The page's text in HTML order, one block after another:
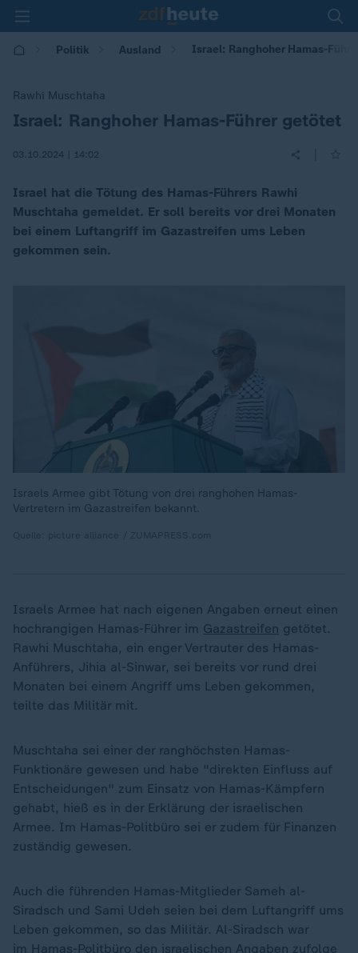
Politik Ausland Israel: Ranghoher Hamas-
Rawhi Muschtaha
:
Israel: Ranghoher Hamas-Führer getötet
03.10.2024 | 14:02
Israel hat die Tötung des Hamas-Führers Rawhi
Muschtaha gemeldet. Er soll bereits vor drei Monaten
bei einem Luftangriff im Gazastreifen ums Leben
gekommen sein.
Israels Armee gibt Tötung von drei ranghohen Hamas-
Vertretern im Gazastreifen bekannt.
Israels Armee hat nach eigenen Angaben erneut einen
hochrangigen Hamas-Führer im Gazastreifen getötet.
Rawhi Muschtaha, ein enger Vertrauter des Hamas-
Anführers, Jihia al-Sinwar, sei bereits vor rund drei
Monaten bei einem Angriff ums Leben gekommen,
teilte das Militär mit.
Muschtaha sei einer der ranghöchsten Hamas-
Funktionäre gewesen und habe "direkten Einfluss auf
Entscheidungen" zum Einsatz von Hamas-Kämpfern
gehabt, hieß es in der Erklärung der israelischen
Armee. Im Hamas-Politbüro sei er zudem für Finanzen
zuständig gewesen.
Auch die führenden Hamas-Mitglieder Sameh al-
Siradsch und Sami Udeh seien bei dem Luftangriff ums
Leben gekommen, so das Militär. Al-Siradsch war
im Hamas-Politbüro den israelischen Angaben zufolge